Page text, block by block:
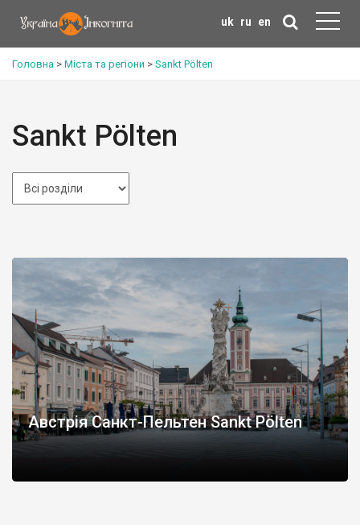
uk ru en
Головна > Міста та регіони > Sankt Pölten
Sankt Pölten
Австрія Санкт-Пельтен Sankt Pölten